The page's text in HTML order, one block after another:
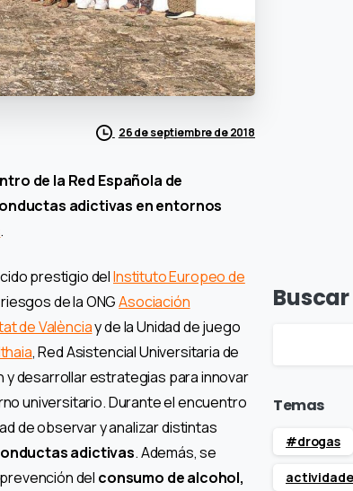
26 de septiembre de 2018
de la Red Española de
adictivas en entornos
.
prestigio delInstituto Europeo de
de la ONGAsociación
de Valènciay de la Unidad de juego
, Red Asistencial Universitaria de
y desarrollar estrategias para innovar
universitario.Durante el encuentro
de observar y analizar distintas
adictivas. Además, se
del consumo de alcohol,
Buscar
Temas
#drogas